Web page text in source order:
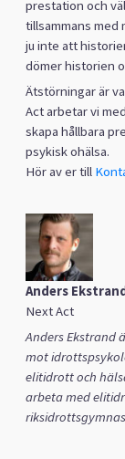
prestation och
tillsammans med
ju inte att
dömer historien
Ätstörningar är
Act arbetar vi
skapa hållbara
psykisk ohälsa.
Hör av er till
Anders
Next Act
Anders Ekstrand
mot
elitidrott och
arbeta med